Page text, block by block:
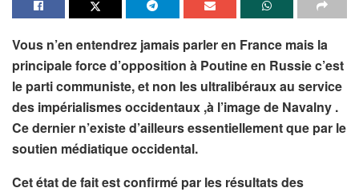
Vous n’en entendrez jamais parler en France mais la
principale force d’opposition à Poutine en Russie c’est
le parti communiste, et non les ultralibéraux au service
des impérialismes occidentaux ,à l’image de Navalny .
Ce dernier n’existe d’ailleurs essentiellement que par le
soutien médiatique occidental.
Cet état de fait est confirmé par les résultats des